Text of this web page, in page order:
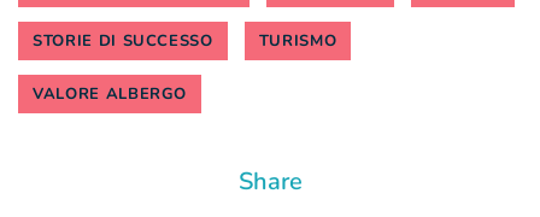
STORIE DI SUCCESSO TURISMO
VALORE ALBERGO
Share